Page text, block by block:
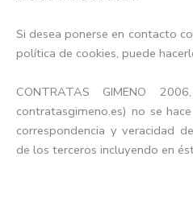
Si desea ponerse en contacto
política de cookies, puede
CONTRATAS GIMENO
contratasgimeno.es) no se
correspondencia y veracidad
de los terceros incluyendo en